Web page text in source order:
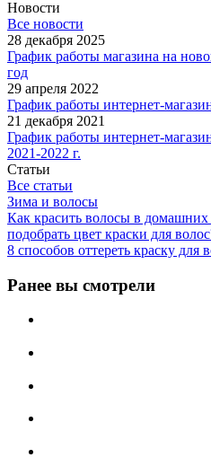
Новости
Все новости
28 декабря 2025
График работы магазина на
год
29 апреля 2022
График работы интернет-
21 декабря 2021
График работы интернет-
2021-2022 г.
Статьи
Все статьи
Зима и волосы
Как красить волосы в
подобрать цвет краски для
8 способов оттереть краску
Ранее вы смотрели